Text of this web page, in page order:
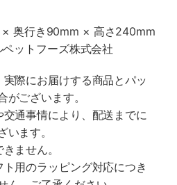
奥行き90mm × 高さ240mm
ットフーズ株式会社
際にお届けする商品とパッ
ございます。
通事情により、配送までに
います。
ません。
用のラッピング対応につき